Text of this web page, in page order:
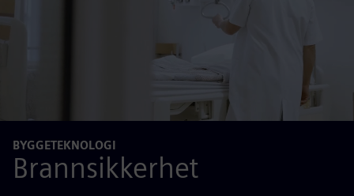
BYGGETEKNOLOGI
Brannsikkerhet